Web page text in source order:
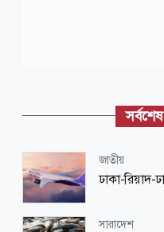
সর্বশেষ
জাতীয়
ঢাকা-রিয়াদ-
সারাদেশ